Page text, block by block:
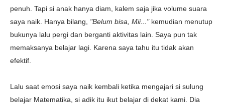
penuh. Tapi si anak hanya diam, kalem saja jika volume suara
saya naik. Hanya bilang,
"Belum bisa, Mii..."kemudian menutup
bukunya lalu pergi dan berganti aktivitas lain. Saya pun tak
memaksanya belajar lagi. Karena saya tahu itu tidak akan
efektif.
Lalu saat emosi saya naik kembali ketika mengajari si sulung
belajar Matematika, si adik itu ikut belajar di dekat kami. Dia